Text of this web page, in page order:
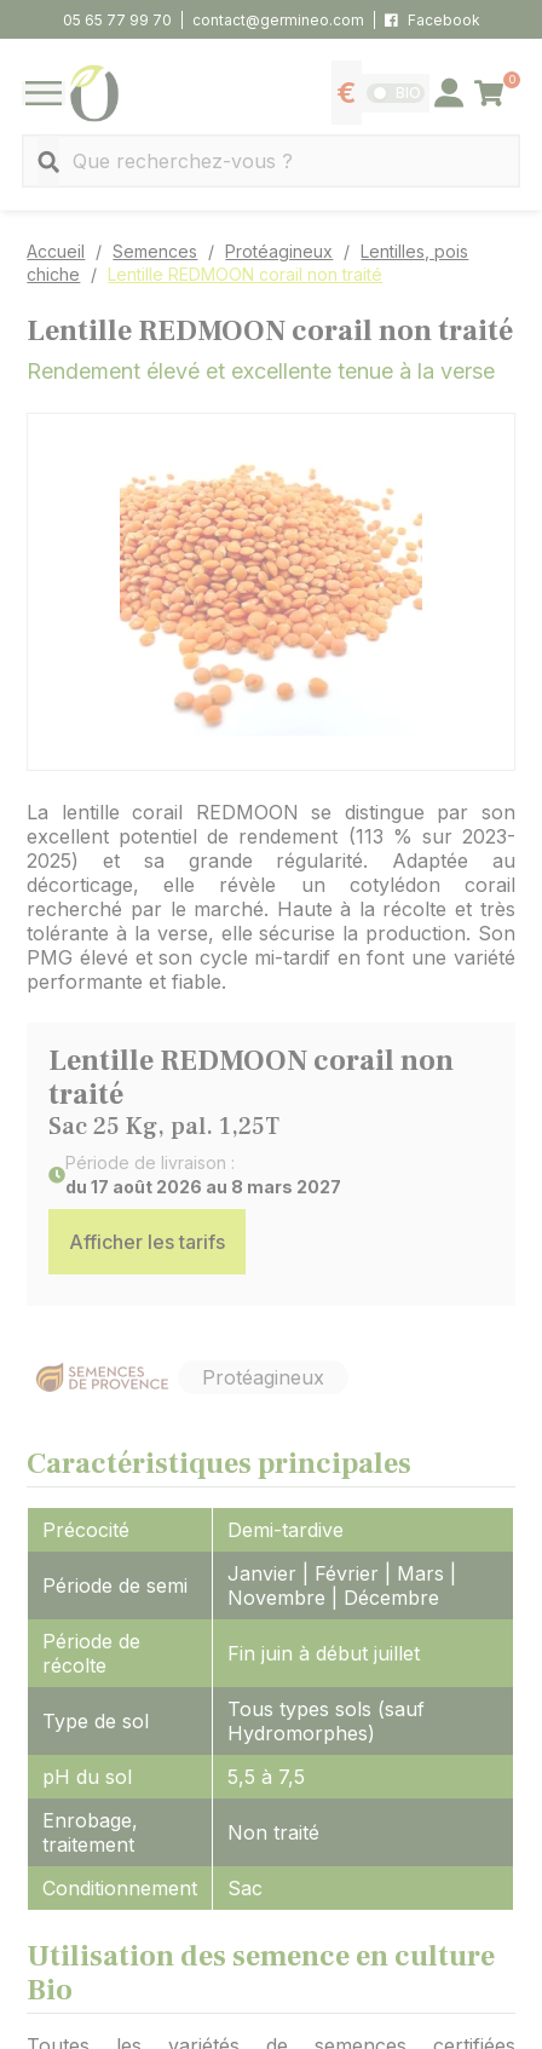
05 65 77 99 70 contact@germineo.com Facebook
MENU
Afficher les tarifs
BIO Se connecter
0
Panier
Accueil Semences Protéagineux
Lentilles, pois
chiche
Lentille REDMOON corail non traité
Lentille REDMOON corail non traité
Rendement élevé et excellente tenue à la verse
La lentille corail REDMOON se distingue par son
excellent potentiel de rendement (113 % sur 2023-
2025) et sa grande régularité. Adaptée au
décorticage, elle révèle un cotylédon corail
recherché par le marché. Haute à la récolte et très
tolérante à la verse, elle sécurise la production. Son
PMG élevé et son cycle mi-tardif en font une variété
performante et fiable.
Lentille REDMOON corail non
traité
Sac 25 Kg, pal. 1,25T
Période de livraison :
du 17 août 2026 au 8 mars 2027
Afficher les tarifs
Protéagineux
Caractéristiques principales
Précocité Demi-tardive
Période de semi
Janvier | Février | Mars |
Novembre | Décembre
Période de
récolte
Fin juin à début juillet
Type de sol
Tous types sols (sauf
Hydromorphes)
pH du sol
5,5 à 7,5
Enrobage,
traitement
Non traité
Conditionnement Sac
Utilisation des semence en culture
Bio
Panneau de gestion des cookies